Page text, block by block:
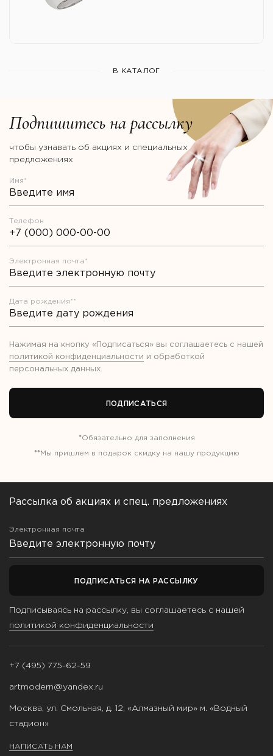
В КАТАЛОГ
Подпишитесь на рассылку
чтобы узнавать об акциях и специальных
предложениях
Имя*
Телефон
Электронная почта*
Дата рождения**
Нажимая на кнопку «Подписаться» вы соглашаетесь с нашей
политикой конфиденциальности и обработкой
персональных данных
ПОДПИСАТЬСЯ
*Обязательно для заполнения
**Мы пришлем в подарок скидку на нашу продукцию
Рассылка об акциях и спец. предложениях
Электронная почта
ПОДПИСАТЬСЯ НА РАССЫЛКУ
Подписываясь на рассылку, вы соглашаетесь с нашей
политикой конфиденциальности
+7 (495) 775-62-59
artmodern@yandex.ru
Москва, ул. Смольная, д. 12, «Алмазный мир» м. «Водный
стадион»
НАПИСАТЬ НАМ